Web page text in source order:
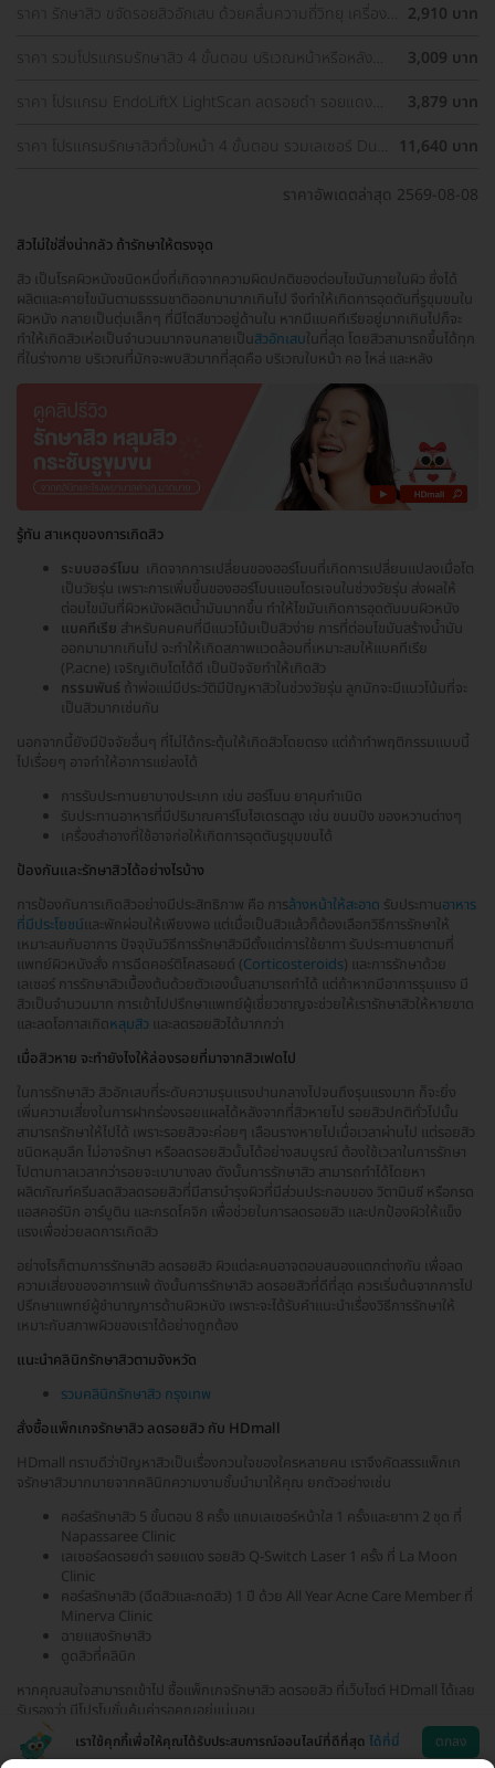
ราคา รักษาสิว ขจัดรอยสิวอักเสบ ด้วยคลื่นความถี่วิทยุ เครื่อง
2,910 บาท
ราคา รวมโปรแกรมรักษาสิว 4 ขั้นตอน บริเวณหน้าหรือหลัง
3,009 บาท
ราคา โปรแกรม EndoLiftX LightScan ลดรอยดำ รอยแดง
3,879 บาท
ราคา โปรแกรมรักษาสิวทั่วใบหน้า 4 ขั้นตอน รวมเลเซอร์ Dual
11,640 บาท
ราคาอัพเดตล่าสุด 2569-08-08
สิวไม่ใช่สิ่งน่ากลัว ถ้ารักษาให้ตรงจุด
สิว เป็นโรคผิวหนังชนิดหนึ่งที่เกิดจากความผิดปกติของต่อมไขมันภายในผิว ซึ่งได้
ผลิตและคายไขมันตามธรรมชาติออกมามากเกินไป จึงทำให้เกิดการอุดตันที่รูขุมขนใน
ผิวหนัง กลายเป็นตุ่มเล็กๆ ที่มีไตสีขาวอยู่ด้านใน หากมีแบคทีเรียอยู่มากเกินไปก็จะ
ทำให้เกิดสิวเห่อเป็นจำนวนมากจนกลายเป็น สิวอักเสบในที่สุด โดยสิวสามารถขึ้นได้ทุก
ที่ในร่างกาย บริเวณที่มักจะพบสิวมากที่สุดคือ บริเวณใบหน้า คอ ไหล่ และหลัง
รู้ทัน สาเหตุของการเกิดสิว
ระบบฮอร์โมน เกิดจากการเปลี่ยนของฮอร์โมนที่เกิดการเปลี่ยนแปลงเมื่อโต
เป็นวัยรุ่น เพราะการเพิ่มขึ้นของฮอร์โมนแอนโดรเจนในช่วงวัยรุ่น ส่งผลให้
ต่อมไขมันที่ผิวหนังผลิตน้ำมันมากขึ้น ทำให้ไขมันเกิดการอุดตันบนผิวหนัง
แบคทีเรีย สำหรับคนคนที่มีแนวโน้มเป็นสิวง่าย การที่ต่อมไขมันสร้างน้ำมัน
ออกมามากเกินไป จะทำให้เกิดสภาพแวดล้อมที่เหมาะสมให้แบคทีเรีย
(P.acne) เจริญเติบโตได้ดี เป็นปัจจัยทำให้เกิดสิว
กรรมพันธ์ ถ้าพ่อแม่มีประวัติมีปัญหาสิวในช่วงวัยรุ่น ลูกมักจะมีแนวโน้มที่จะ
เป็นสิวมากเช่นกัน
นอกจากนี้ยังมีปัจจัยอื่นๆ ที่ไม่ได้กระตุ้นให้เกิดสิวโดยตรง แต่ถ้าทำพฤติกรรมแบบนี้
ไปเรื่อยๆ อาจทำให้อาการแย่ลงได้
การรับประทานยาบางประเภท เช่น ฮอร์โมน ยาคุมกำเนิด
รับประทานอาหารที่มีปริมาณคาร์โบไฮเดรตสูง เช่น ขนมปัง ของหวานต่างๆ
เครื่องสำอางที่ใช้อาจก่อให้เกิดการอุดตันรูขุมขนได้
ป้องกันและรักษาสิวได้อย่างไรบ้าง
การป้องกันการเกิดสิวอย่างมีประสิทธิภาพ คือ การล้างหน้าให้สะอาด รับประทาน อาหาร
ที่มีประโยชน์และพักผ่อนให้เพียงพอ แต่เมื่อเป็นสิวแล้วก็ต้องเลือกวิธีการรักษาให้
เหมาะสมกับอาการ ปัจจุบันวิธีการรักษาสิวมีตั้งแต่การใช้ยาทา รับประทานยาตามที่
แพทย์ผิวหนังสั่ง การฉีดคอร์ติโคสรอยด์ (Corticosteroids) และการรักษาด้วย
เลเซอร์ การรักษาสิวเบื้องต้นด้วยตัวเองนั้นสามารถทำได้ แต่ถ้าหากมีอาการรุนแรง มี
สิวเป็นจำนวนมาก การเข้าไปปรึกษาแพทย์ผู้เชี่ยวชาญจะช่วยให้เรารักษาสิวให้หายขาด
และลดโอกาสเกิดหลุมสิว และลดรอยสิวได้มากกว่า
เมื่อสิวหาย จะทำยังไงให้ล่องรอยที่มาจากสิวเฟดไป
ในการรักษาสิว สิวอักเสบที่ระดับความรุนแรงปานกลางไปจนถึงรุนแรงมาก ก็จะยิ่ง
เพิ่มความเสี่ยงในการฝากร่องรอยแผลได้หลังจากที่สิวหายไป รอยสิวปกติทั่วไปนั้น
สามารถรักษาให้ไปได้ เพราะรอยสิวจะค่อยๆ เลือนรางหายไปเมื่อเวลาผ่านไป แต่รอยสิว
ชนิดหลุมลึก ไม่อาจรักษา หรือลดรอยสิวนั้นได้อย่างสมบูรณ์ ต้องใช้เวลาในการรักษา
ไปตามกาลเวลากว่ารอยจะเบาบางลง ดังนั้นการรักษาสิว สามารถทำได้โดยหา
ผลิตภัณฑ์ครีมลดสิวลดรอยสิวที่มีสารบำรุงผิวที่มีส่วนประกอบของ วิตามินซี หรือกรด
แอสคอร์บิก อาร์บูติน และกรดโคจิก เพื่อช่วยในการลดรอยสิว และปกป้องผิวให้แข็ง
แรงเพื่อช่วยลดการเกิดสิว
อย่างไรก็ตามการรักษาสิว ลดรอยสิว ผิวแต่ละคนอาจตอบสนองแตกต่างกัน เพื่อลด
ความเสี่ยงของอาการแพ้ ดังนั้นการรักษาสิว ลดรอยสิวที่ดีที่สุด ควรเริ่มต้นจากการไป
ปรึกษาแพทย์ผู้ชำนาญการด้านผิวหนัง เพราะจะได้รับคำแนะนำเรื่องวิธีการรักษาให้
เหมาะกับสภาพผิวของเราได้อย่างถูกต้อง
แนะนำคลินิกรักษาสิวตามจังหวัด
รวมคลินิกรักษาสิว กรุงเทพ
สั่งซื้อแพ็กเกจรักษาสิว ลดรอยสิว กับ HDmall
HDmall ทราบดีว่าปัญหาสิวเป็นเรื่องกวนใจของใครหลายคน เราจึงคัดสรรแพ็กเก
จรักษาสิวมากมายจากคลินิกความงามชั้นนำมาให้คุณ ยกตัวอย่างเช่น
คอร์สรักษาสิว 5 ขั้นตอน 8 ครั้ง แถมเลเซอร์หน้าใส 1 ครั้งและยาทา 2 ชุด ที่
Napassaree Clinic
เลเซอร์ลดรอยดำ รอยแดง รอยสิว Q-Switch Laser 1 ครั้ง ที่ La Moon
Clinic
คอร์สรักษาสิว (ฉีดสิวและกดสิว) 1 ปี ด้วย All Year Acne Care Member ที่
Minerva Clinic
ฉายแสงรักษาสิว
ดูดสิวที่คลินิก
หากคุณสนใจสามารถเข้าไป ซื้อแพ็กเกจรักษาสิว ลดรอยสิว ที่เว็บไซต์ HDmall ได้เลย
รับรองว่า มีโปรโมชั่นคุ้มค่ารอคุณอยู่แน่นอน
เราใช้คุกกี้เพื่อให้คุณได้รับประสบการณ์ออนไลน์ที่ดีที่สุด ได้ที่นี่ ตกลง